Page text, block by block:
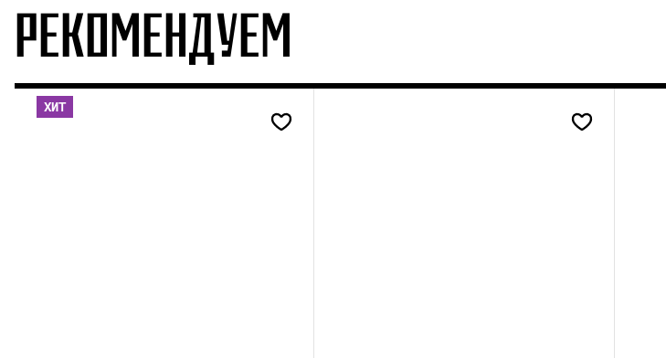
РЕКОМЕНДУЕМ
ХИТ